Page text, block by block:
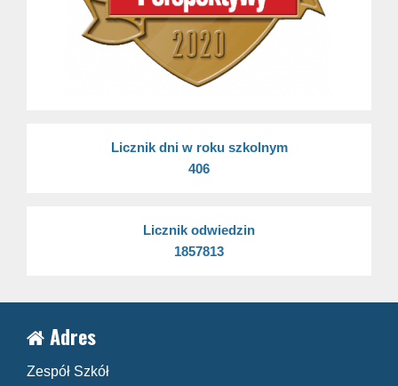
Licznik dni w roku szkolnym
406
Licznik odwiedzin
1857813
Adres
Zespół Szkół